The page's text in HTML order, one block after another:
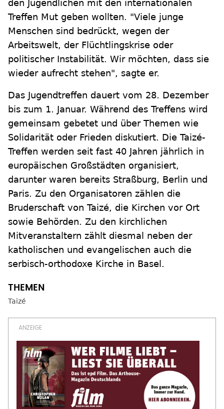
den Jugendlichen mit den internationalen
Treffen Mut geben wollten. "Viele junge
Menschen sind bedrückt, wegen der
Arbeitswelt, der Flüchtlingskrise oder
politischer Instabilität. Wir möchten, dass sie
wieder aufrecht stehen", sagte er.
Das Jugendtreffen dauert vom 28. Dezember
bis zum 1. Januar. Während des Treffens wird
gemeinsam gebetet und über Themen wie
Solidarität oder Frieden diskutiert. Die Taizé-
Treffen werden seit fast 40 Jahren jährlich in
europäischen Großstädten organisiert,
darunter waren bereits Straßburg, Berlin und
Paris. Zu den Organisatoren zählen die
Bruderschaft von Taizé, die Kirchen vor Ort
sowie Behörden. Zu den kirchlichen
Mitveranstaltern zählt diesmal neben der
katholischen und evangelischen auch die
serbisch-orthodoxe Kirche in Basel.
Taizé